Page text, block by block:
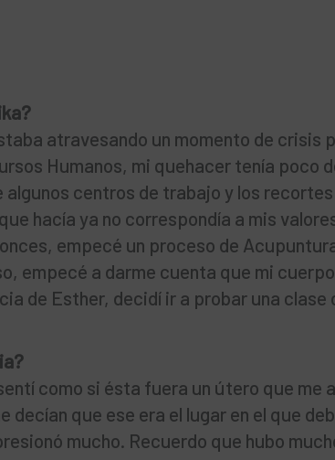
atravesando un momento de crisis
Humanos, mi quehacer tenía poco
centros de trabajo y los
hacía ya no correspondía a mis
empecé un proceso de
empecé a darme cuenta que mi
de Esther, decidí ir a probar una clase
como si ésta fuera un útero que me
decían que ese era el lugar en el que
mucho. Recuerdo que hubo